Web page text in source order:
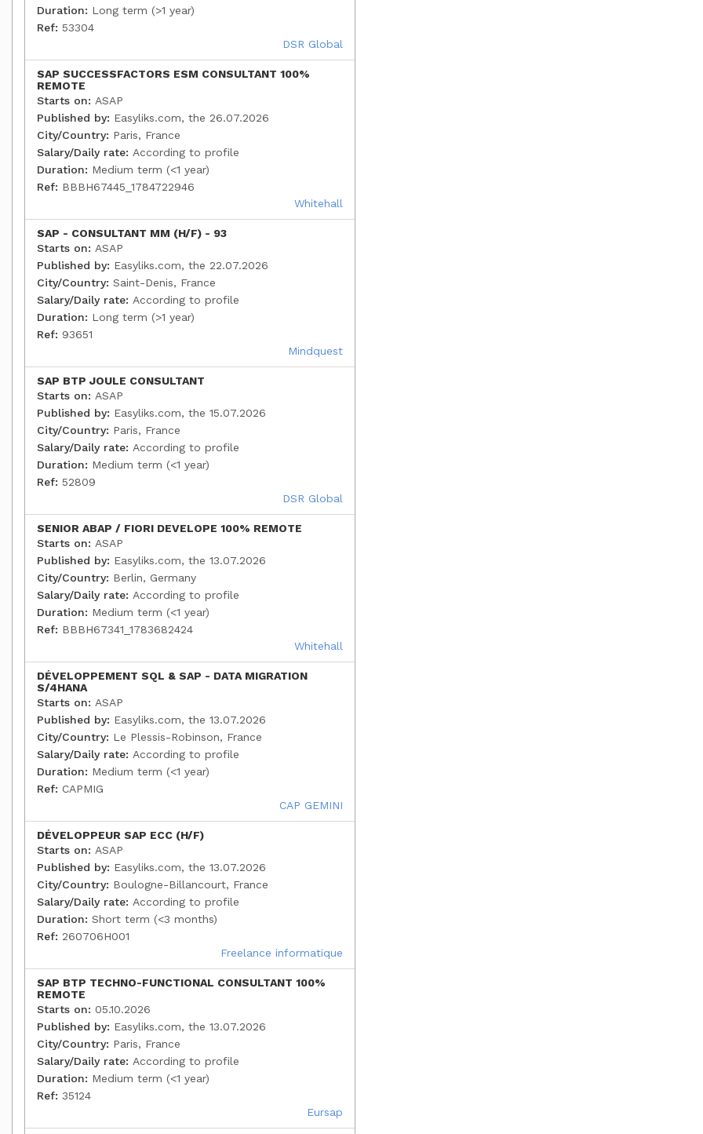
Duration: Long term (>1 year)
Ref: 53304
DSR Global
SAP SUCCESSFACTORS ESM CONSULTANT 100%
REMOTE
Starts on: ASAP
Published by: Easyliks.com, the 26.07.2026
City/Country: Paris, France
Salary/Daily rate: According to profile
Duration: Medium term (<1 year)
Ref: BBBH67445_1784722946
Whitehall
SAP - CONSULTANT MM (H/F) - 93
Starts on: ASAP
Published by: Easyliks.com, the 22.07.2026
City/Country: Saint-Denis, France
Salary/Daily rate: According to profile
Duration: Long term (>1 year)
Ref: 93651
Mindquest
SAP BTP JOULE CONSULTANT
Starts on: ASAP
Published by: Easyliks.com, the 15.07.2026
City/Country: Paris, France
Salary/Daily rate: According to profile
Duration: Medium term (<1 year)
Ref: 52809
DSR Global
SENIOR ABAP / FIORI DEVELOPE 100% REMOTE
Starts on: ASAP
Published by: Easyliks.com, the 13.07.2026
City/Country: Berlin, Germany
Salary/Daily rate: According to profile
Duration: Medium term (<1 year)
Ref: BBBH67341_1783682424
Whitehall
DÉVELOPPEMENT SQL & SAP - DATA MIGRATION
S/4HANA
Starts on: ASAP
Published by: Easyliks.com, the 13.07.2026
City/Country: Le Plessis-Robinson, France
Salary/Daily rate: According to profile
Duration: Medium term (<1 year)
Ref: CAPMIG
CAP GEMINI
DÉVELOPPEUR SAP ECC (H/F)
Starts on: ASAP
Published by: Easyliks.com, the 13.07.2026
City/Country: Boulogne-Billancourt, France
Salary/Daily rate: According to profile
Duration: Short term (<3 months)
Ref: 260706H001
Freelance informatique
SAP BTP TECHNO-FUNCTIONAL CONSULTANT 100%
REMOTE
Starts on: 05.10.2026
Published by: Easyliks.com, the 13.07.2026
City/Country: Paris, France
Salary/Daily rate: According to profile
Duration: Medium term (<1 year)
Ref: 35124
Eursap